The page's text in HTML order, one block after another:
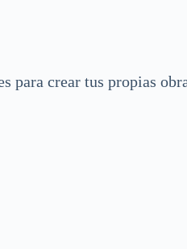
para crear tus propias